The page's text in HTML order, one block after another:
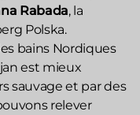
Rabada, la
Polska.
bains Nordiques
est mieux
sauvage et par des
relever